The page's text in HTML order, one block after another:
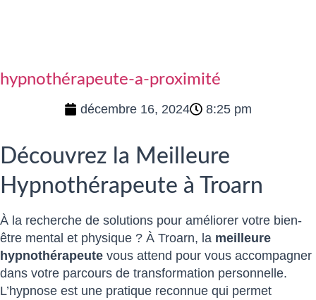
hypnothérapeute-a-proximité
décembre 16, 2024 8:25 pm
Découvrez la Meilleure
Hypnothérapeute à Troarn
À la recherche de solutions pour améliorer votre bien-
être mental et physique ? À Troarn, la meilleure
hypnothérapeute vous attend pour vous accompagner
dans votre parcours de transformation personnelle.
L’hypnose est une pratique reconnue qui permet